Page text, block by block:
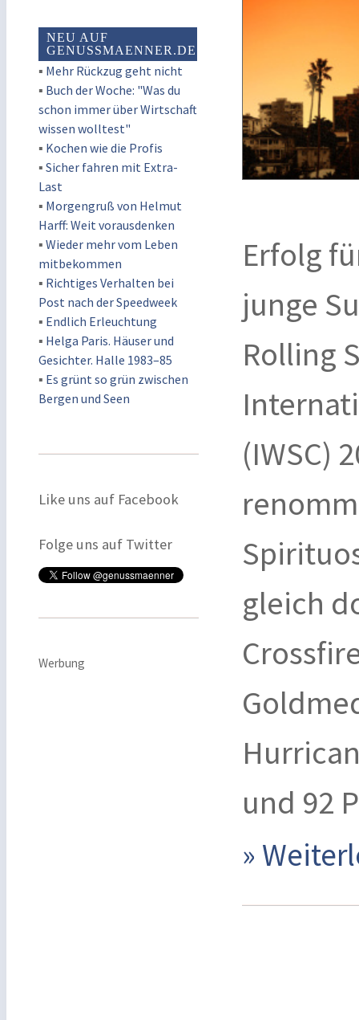
NEU AUF
GENUSSMAENNER.DE
▪ Mehr Rückzug geht nicht
▪ Buch der Woche: "Was du
schon immer über Wirtschaft
wissen wolltest"
▪ Kochen wie die Profis
▪ Sicher fahren mit Extra-
Last
▪ Morgengruß von Helmut
Harff: Weit vorausdenken
▪ Wieder mehr vom Leben
mitbekommen
▪ Richtiges Verhalten bei
Post nach der Speedweek
▪ Endlich Erleuchtung
▪ Helga Paris. Häuser und
Gesichter. Halle 1983–85
▪ Es grünt so grün zwischen
Bergen und Seen
Like uns auf Facebook
Folge uns auf Twitter
Werbung
Erfolg
junge
Rolling
(IWSC)
gleich
und 92
»